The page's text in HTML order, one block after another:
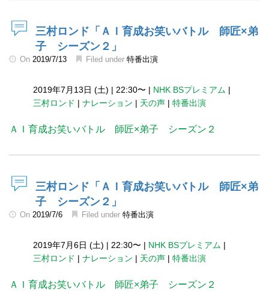
三村ロンド「ＡＩ育成お笑いバトル 師匠×弟
子 シーズン２」
On 2019/7/13 Filed under 特番出演
2019年7月13日 (土) | 22:30〜 | NHK BSプレミアム |
三村ロンド | ナレーション | 天の声 | 特番出演
ＡＩ育成お笑いバトル 師匠×弟子 シーズン２
三村ロンド「ＡＩ育成お笑いバトル 師匠×弟
子 シーズン２」
On 2019/7/6 Filed under 特番出演
2019年7月6日 (土) | 22:30〜 | NHK BSプレミアム |
三村ロンド | ナレーション | 天の声 | 特番出演
ＡＩ育成お笑いバトル 師匠×弟子 シーズン２